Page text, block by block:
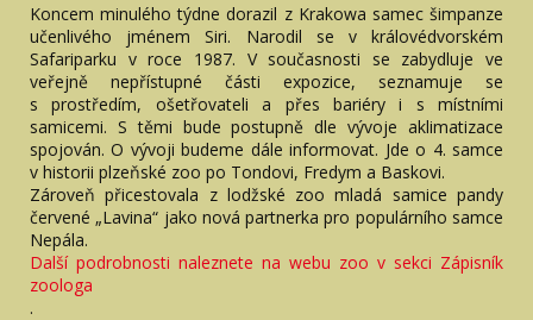
Koncem minulého týdne dorazil z Krakowa samec šimpanze
učenlivého jménem Siri. Narodil se v královédvorském
Safariparku v roce 1987. V současnosti se zabydluje ve
veřejně nepřístupné části expozice, seznamuje se
s prostředím, ošetřovateli a přes bariéry i s místními
samicemi. S těmi bude postupně dle vývoje aklimatizace
spojován. O vývoji budeme dále informovat. Jde o 4. samce
v historii plzeňské zoo po Tondovi, Fredym a Baskovi.
Zároveň přicestovala z lodžské zoo mladá samice pandy
červené „Lavina“ jako nová partnerka pro populárního samce
Nepála.
Další podrobnosti naleznete na webu zoo v sekci Zápisník
zoologa
.